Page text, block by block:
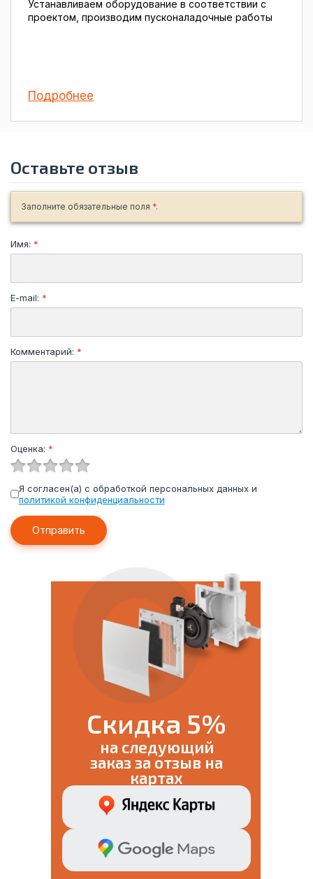
Устанавливаем оборудование в соответствии с
проектом, производим пусконаладочные работы
Подробнее
Оставьте отзыв
Заполните обязательные поля *.
Имя: *
E-mail: *
Комментарий: *
Оценка: *
Я согласен(а) с обработкой персональных данных и
политикой конфиденциальности
Скидка 5%
на следующий
заказ за отзыв на
картах